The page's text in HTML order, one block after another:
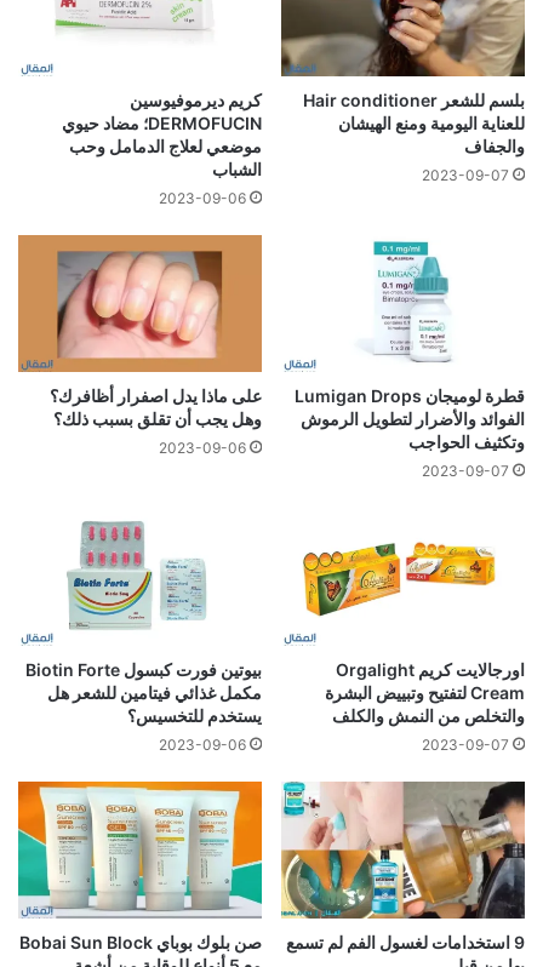
بلسم للشعر Hair conditioner
للعناية اليومية ومنع الهيشان
والجفاف
2023-09-07
كريم ديرموفيوسين
DERMOFUCIN؛ مضاد حيوي
موضعي لعلاج الدمامل وحب
الشباب
2023-09-06
قطرة لوميجان Lumigan Drops
الفوائد والأضرار لتطويل الرموش
وتكثيف الحواجب
2023-09-07
على ماذا يدل اصفرار أظافرك؟
وهل يجب أن تقلق بسبب ذلك؟
2023-09-06
اورجالايت كريم Orgalight
Cream لتفتيح وتبييض البشرة
والتخلص من النمش والكلف
2023-09-07
بيوتين فورت كبسول Biotin Forte
مكمل غذائي فيتامين للشعر هل
يستخدم للتخسيس؟
2023-09-06
9 استخدامات لغسول الفم لم تسمع
صن بلوك بوباي Bobai Sun Block